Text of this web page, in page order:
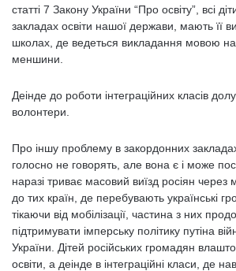
статті 7 Закону України “Про освіту”, всі
закладах освіти нашої держави, мають її
школах, де ведеться викладання мовою
меншини.
Деінде до роботи інтеграційних класів
волонтери.
Про іншу проблему в закордонних
голосно не говорять, але вона є і може
наразі триває масовий виїзд росіян через
до тих країн, де перебувають українські
тікаючи від мобілізації, частина з них
підтримувати імперську політику путіна
України. Дітей російських громадян
освіти, а деінде в інтеграційні класи, де